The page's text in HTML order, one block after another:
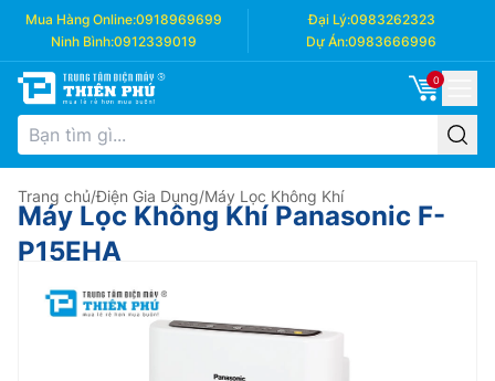
Mua Hàng Online:0918969699 Đại Lý:0983262323
Ninh Bình:0912339019 Dự Án:0983666996
0
Trang chủ/Điện Gia Dụng/Máy Lọc Không Khí
Máy Lọc Không Khí Panasonic F-
P15EHA